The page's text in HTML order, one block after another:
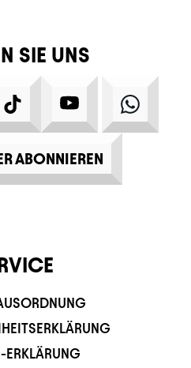
SIE UNS
TIKTOK YOUTUBE
ABONNIEREN